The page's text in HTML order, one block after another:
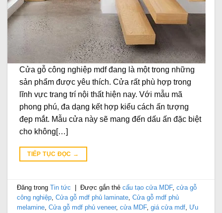
Cửa gỗ công nghiệp mdf đang là một trong những
sản phẩm được yêu thích. Cửa rất phù hợp trong
lĩnh vực trang trí nội thất hiện nay. Với mẫu mã
phong phú, đa dạng kết hợp kiểu cách ấn tượng
đẹp mắt. Mẫu cửa này sẽ mang đến dấu ấn đặc biệt
cho không[…]
TIẾP TỤC ĐỌC →
Đăng trongTin tức Được gắn thẻcấu tạo cửa MDF,cửa gỗ
công nghiệp,Cửa gỗ mdf phủ laminate,Cửa gỗ mdf phủ
melamine,Cửa gỗ mdf phủ veneer,cửa MDF,giá cửa mdf, Ưu